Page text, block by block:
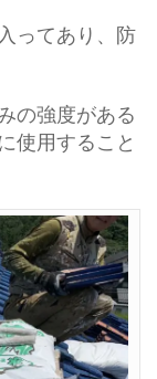
ってあり、防
の強度がある
使用すること